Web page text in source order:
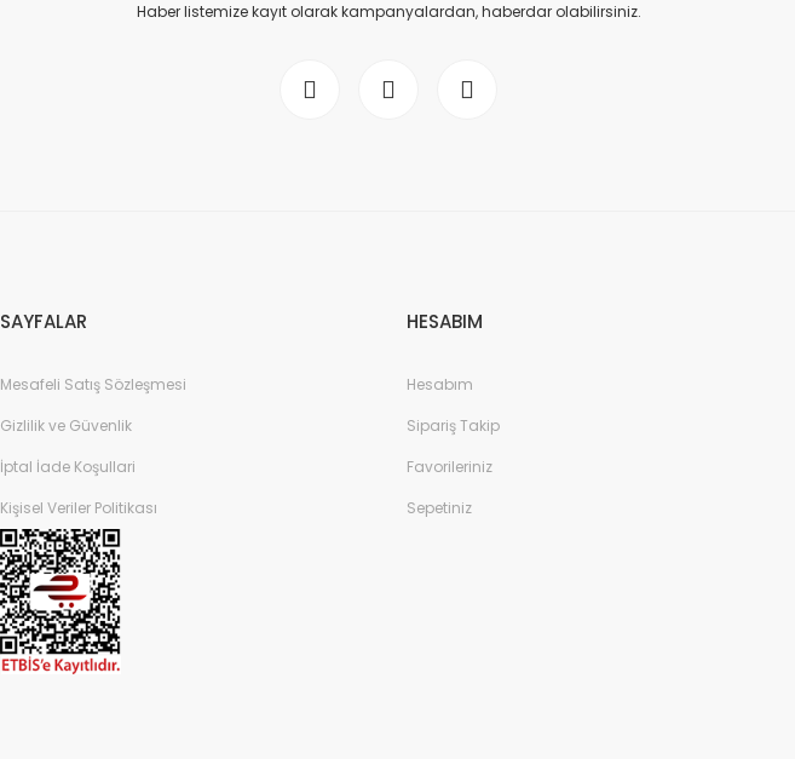
Haber listemize kayıt olarak kampanyalardan, haberdar olabilirsiniz.
SAYFALAR
Mesafeli Satış Sözleşmesi
Gizlilik ve Güvenlik
İptal İade Koşullari
Kişisel Veriler Politikası
HESABIM
Hesabım
Sipariş Takip
Favorileriniz
Sepetiniz